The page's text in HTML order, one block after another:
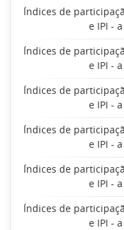
Índices de
e IPI -
Índices de
e IPI -
Índices de
e IPI -
Índices de
e IPI -
Índices de
e IPI -
Índices de
e IPI -